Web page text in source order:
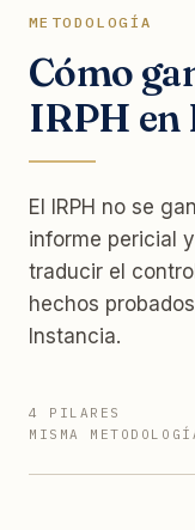
METODOLOGÍA
Cómo
IRPH en
El IRPH no se
informe pericial
traducir el
hechos
Instancia.
4 PILARES
MISMA